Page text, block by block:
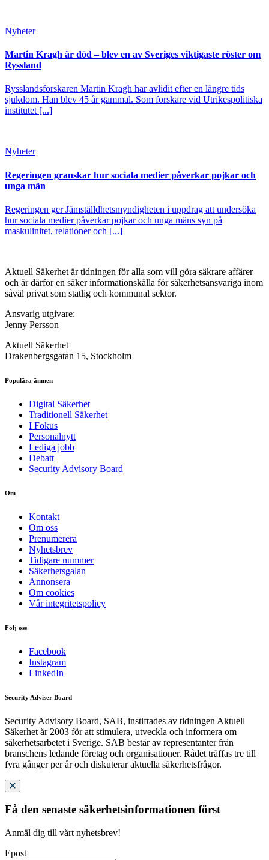
Nyheter
Martin Kragh är död – blev en av Sveriges viktigaste röster om
Ryssland
Rysslandsforskaren Martin Kragh har avlidit efter en längre tids
sjukdom. Han blev 45 år gammal. Som forskare vid Utrikespolitiska
institutet [...]
Nyheter
Regeringen granskar hur sociala medier påverkar pojkar och
unga män
Regeringen ger Jämställdhetsmyndigheten i uppdrag att undersöka
hur sociala medier påverkar pojkar och unga mäns syn på
maskulinitet, relationer och [...]
Aktuell Säkerhet är tidningen för alla som vill göra säkrare affärer
och är därför en säker informationskälla för säkerhets­ansvariga inom
såväl privat som statlig och kommunal sektor.
Ansvarig utgivare:
Jenny Persson
Aktuell Säkerhet
Drakenbergsgatan 15, Stockholm
Populära ämnen
Digital Säkerhet
Traditionell Säkerhet
I Fokus
Personalnytt
Lediga jobb
Debatt
Security Advisory Board
Om
Kontakt
Om oss
Prenumerera
Nyhetsbrev
Tidigare nummer
Säkerhetsgalan
Annonsera
Om cookies
Vår integritetspolicy
Följ oss
Facebook
Instagram
LinkedIn
Security Adviser Board
Security Advisory Board, SAB, instiftades av tidningen Aktuell
Säkerhet år 2003 för att stimulera, utveckla och informera om
säkerhetsarbetet i Sverige. SAB består av representanter från
branschens ledande företag och organisationer. Rådet träffas tre till
fyra gånger per år och diskuterar aktuella säkerhetsfrågor.
Få den senaste säkerhetsinformationen först
Anmäl dig till vårt nyhetsbrev!
Epost